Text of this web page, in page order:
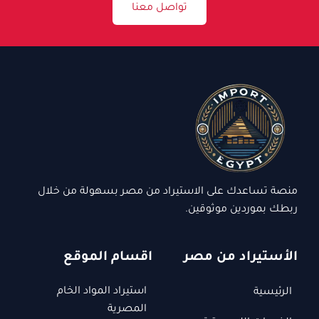
تواصل معنا
منصة تساعدك على الاستيراد من مصر بسهولة من خلال
ربطك بموردين موثوقين.
الأستيراد من مصر
الرئيسية
اقسام الموقع
استيراد المواد الخام
المصرية